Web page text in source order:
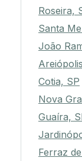
Roseira,
Santa
João
Cotia, SP
Nova
Guaíra,
Ferraz